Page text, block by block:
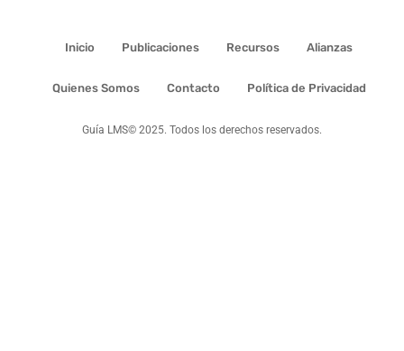
Inicio Publicaciones Recursos Alianzas
Quienes Somos Contacto Política de Privacidad
Guía LMS© 2025. Todos los derechos reservados.